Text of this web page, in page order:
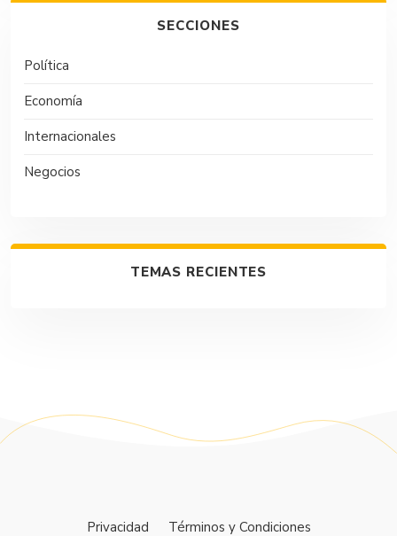
SECCIONES
Política
Economía
Internacionales
Negocios
TEMAS RECIENTES
Privacidad Términos y Condiciones